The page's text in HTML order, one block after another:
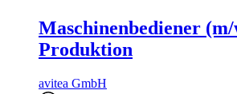
Maschinenbediener
Produktion
avitea GmbH